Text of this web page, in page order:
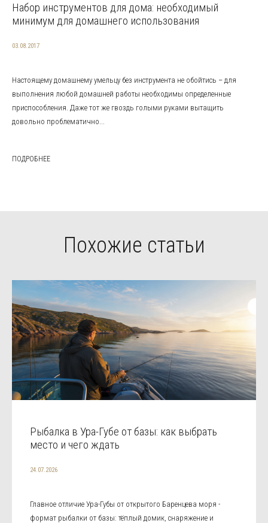
Набор инструментов для дома: необходимый
минимум для домашнего использования
03.08.2017
Настоящему домашнему умельцу без инструмента не обойтись – для
выполнения любой домашней работы необходимы определенные
приспособления. Даже тот же гвоздь голыми руками вытащить
довольно проблематично...
ПОДРОБНЕЕ
Похожие статьи
Рыбалка в Ура-Губе от базы: как выбрать
место и чего ждать
24.07.2026
Главное отличие Ура-Губы от открытого Баренцева моря -
формат рыбалки от базы: тёплый домик, снаряжение и